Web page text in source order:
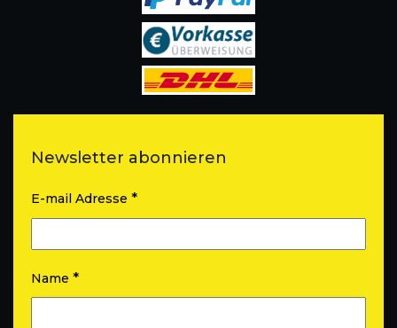
Newsletter abonnieren
E-mail Adresse *
Name *